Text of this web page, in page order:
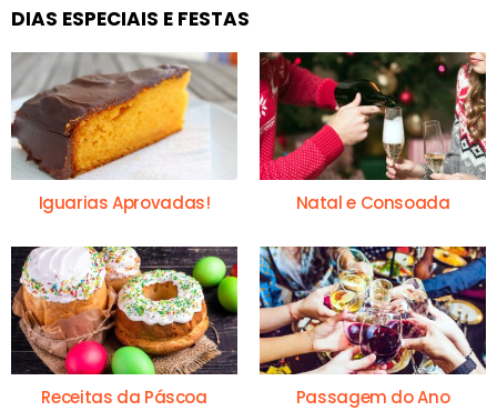
DIAS ESPECIAIS E FESTAS
Iguarias Aprovadas! Natal e Consoada
Receitas da Páscoa Passagem do Ano